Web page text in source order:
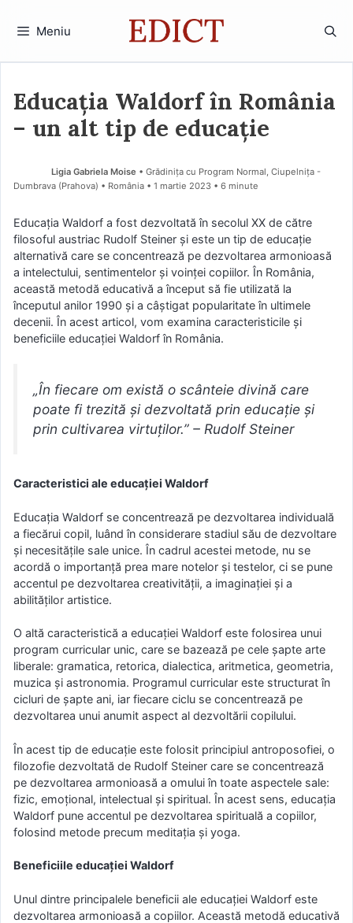
Meniu
Educația Waldorf în România
– un alt tip de educație
Ligia Gabriela Moise • Grădinița cu Program Normal, Ciupelnița -
Dumbrava (Prahova) • România
1 martie 2023 • 6 minute
Educația Waldorf a fost dezvoltată în secolul XX de către
filosoful austriac Rudolf Steiner și este un tip de educație
alternativă care se concentrează pe dezvoltarea armonioasă
a intelectului, sentimentelor și voinței copiilor. În România,
această metodă educativă a început să fie utilizată la
începutul anilor 1990 și a câștigat popularitate în ultimele
decenii. În acest articol, vom examina caracteristicile și
beneficiile educației Waldorf în România.
„În fiecare om există o scânteie divină care
poate fi trezită și dezvoltată prin educație și
prin cultivarea virtuților.” – Rudolf Steiner
Caracteristici ale educației Waldorf
Educația Waldorf se concentrează pe dezvoltarea individuală
a fiecărui copil, luând în considerare stadiul său de dezvoltare
și necesitățile sale unice. În cadrul acestei metode, nu se
acordă o importanță prea mare notelor și testelor, ci se pune
accentul pe dezvoltarea creativității, a imaginației și a
abilităților artistice.
O altă caracteristică a educației Waldorf este folosirea unui
program curricular unic, care se bazează pe cele șapte arte
liberale: gramatica, retorica, dialectica, aritmetica, geometria,
muzica și astronomia. Programul curricular este structurat în
cicluri de șapte ani, iar fiecare ciclu se concentrează pe
dezvoltarea unui anumit aspect al dezvoltării copilului.
În acest tip de educaţie este folosit principiul antroposofiei, o
filozofie dezvoltată de Rudolf Steiner care se concentrează
pe dezvoltarea armonioasă a omului în toate aspectele sale:
fizic, emoțional, intelectual și spiritual. În acest sens, educația
Waldorf pune accentul pe dezvoltarea spirituală a copiilor,
folosind metode precum meditația și yoga.
Beneficiile educației Waldorf
Unul dintre principalele beneficii ale educației Waldorf este
dezvoltarea armonioasă a copiilor. Această metodă educativă